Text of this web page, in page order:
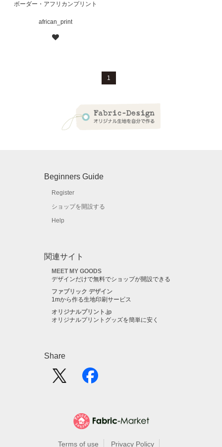
ボーダー・アフリカンプリント
african_print
1
Beginners Guide
Register
ショップを開設する
Help
関連サイト
MEET MY GOODS
デザインだけで無料でショップが開設できる
ファブリック デザイン
1mから作る生地印刷サービス
オリジナルプリント.jp
オリジナルプリントグッズを簡単に安く
Share
Terms of use Privacy Policy